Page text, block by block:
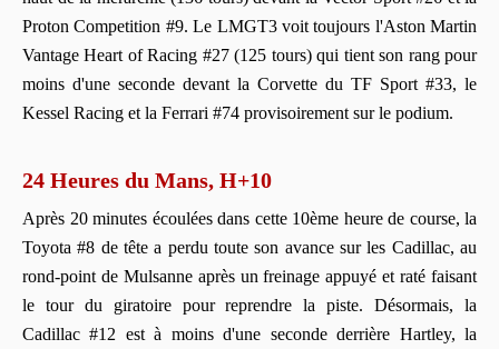
Proton Competition #9. Le LMGT3 voit toujours l'Aston Martin
Vantage Heart of Racing #27 (125 tours) qui tient son rang pour
moins d'une seconde devant la Corvette du TF Sport #33, le
Kessel Racing et la Ferrari #74 provisoirement sur le podium.
24 Heures du Mans, H+10
Après 20 minutes écoulées dans cette 10ème heure de course, la
Toyota #8 de tête a perdu toute son avance sur les Cadillac, au
rond-point de Mulsanne après un freinage appuyé et raté faisant
le tour du giratoire pour reprendre la piste. Désormais, la
Cadillac #12 est à moins d'une seconde derrière Hartley, la